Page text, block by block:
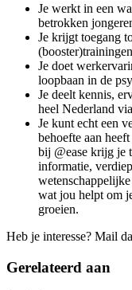
Je werkt in een
betrokken
Je krijgt toegang
(booster)trainingen
Je doet
loopbaan in de
Je deelt kennis,
heel Nederland
Je kunt echt een
behoefte aan
bij @ease krijg je
informatie,
wat jou helpt om
groeien.
Heb je interesse? Mail
Gerelateerd aan